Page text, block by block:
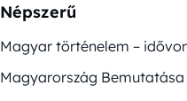
Népszerű
Magyar történelem –
Magyarország Bemutatása